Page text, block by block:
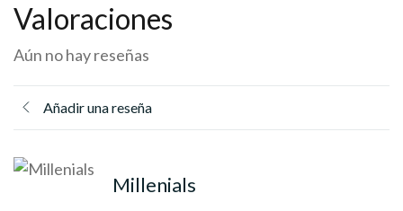
Valoraciones
Aún no hay reseñas
Añadir una reseña
Millenials